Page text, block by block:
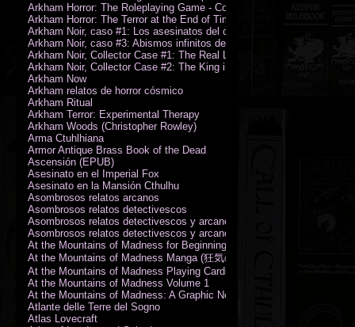
Arkham Horror: The Roleplaying Game - Core Rulebook (PDF)
Arkham Horror: The Terror at the End of Time
Arkham Noir, caso #1: Los asesinatos del culto de la bruja
Arkham Noir, caso #3: Abismos infinitos de oscuridad
Arkham Noir, Collector Case #1: The Real Leeds
Arkham Noir, Collector Case #2: The King in Yellow
Arkham Now
Arkham relatos de horror cósmico
Arkham Ritual
Arkham Terror: Experimental Therapy
Arkham Woods (Christopher Rowley)
Arma Ctuhlhiana
Armor Antique Brass Book of the Dead
Ascensión (EPUB)
Asesinato en el Imperial Fox
Asesinato en la Mansión Cthulhu
Asombrosos relatos arcanos
Asombrosos relatos detectivescos
Asombrosos relatos detectivescos y arcanos
Asombrosos relatos detectivescos y arcanos
At the Mountains of Madness for Beginning Readers
At the Mountains of Madness Manga (狂気の山脈)
At the Mountains of Madness Playing Cards
At the Mountains of Madness Volume 1
At the Mountains of Madness: A Graphic Novel
Atlante delle Terre del Sogno
Atlas Lovecraft